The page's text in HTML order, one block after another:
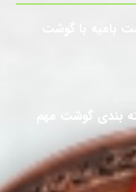
بندی گوشت مهم